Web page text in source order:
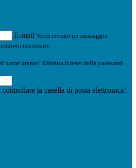
E-mail Verrà inviato un messaggio
necessarie.
nome utente? Effettua il reset della password
la casella di posta elettronica!